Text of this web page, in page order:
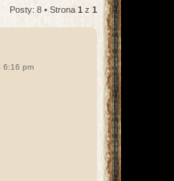
Posty: 8 • Strona 1 z 1
6:16 pm